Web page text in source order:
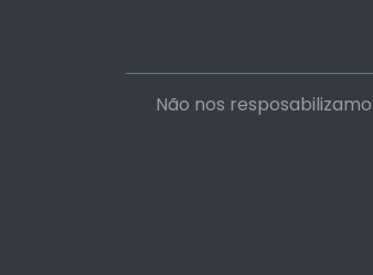
Não nos